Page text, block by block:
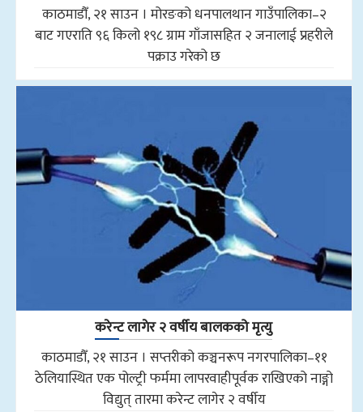
काठमाडौँ, २१ साउन । मोरङको धनपालथान गाउँपालिका–२
बाट गएराति ९६ किलो १९८ ग्राम गाँजासहित २ जनालाई प्रहरीले
पक्राउ गरेको छ
करेन्ट लागेर २ वर्षीय बालकको मृत्यु
काठमाडौँ, २१ साउन । सप्तरीको कञ्चनरूप नगरपालिका–११
ठेलियास्थित एक पोल्ट्री फर्ममा लापरवाहीपूर्वक राखिएको नाङ्गो
विद्युत् तारमा करेन्ट लागेर २ वर्षीय